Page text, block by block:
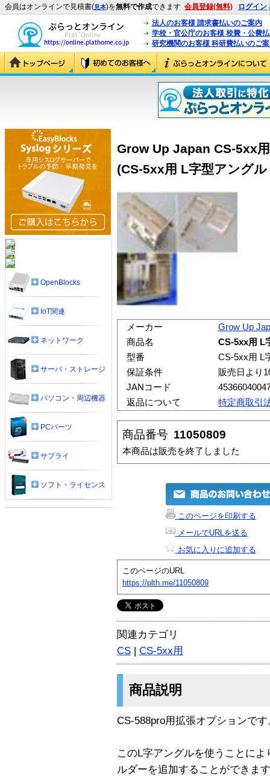
会員はオンラインで見積書(見本)を無料で作成できます 会員登録(無料) ログイン
法人のお客様 請求書払いのご案内
学校・官公庁のお客様 校費・公費
研究機関のお客様 科研費払いのご
Grow Up Japan CS-5xx
(CS-5xx用 L字型アング
メーカー
Grow Up
商品名
CS-5xx用 L
型番
CS-5xx用 L
保証条件
販売日より
JANコード
返品について
特定商取引
商品番号 11050809
本商品は販売を終了しました
このページを印刷する
メールでURLを送る
お気に入りに追加する
このページのURL
https://plth.me/11050809
関連カテゴリ
CS | CS-5xx用
商品説明
CS-588pro用拡張オプションです
このL字アングルを使うことに
ルダーを追加することができま
OpenBlocks
IoT関連
ネットワーク
サーバ・ストレージ
パソコン・周辺機器
PCパーツ
サプライ
ソフト・ライセンス